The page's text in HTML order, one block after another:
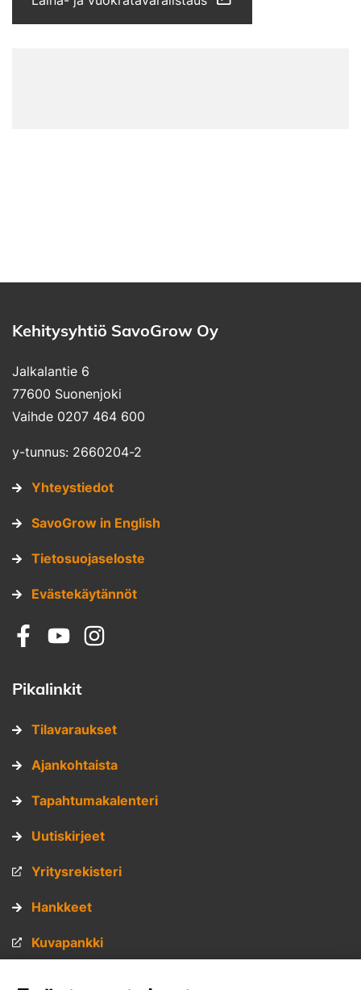
Kehitysyhtiö SavoGrow Oy
Jalkalantie 6
77600 Suonenjoki
Vaihde 0207 464 600
y-tunnus: 2660204-2
Yhteystiedot
SavoGrow in English
Tietosuojaseloste
Evästekäytännöt
Sosiaalinen media: facebook
Sosiaalinen media: youtube
Sosiaalinen media: instagram
Pikalinkit
Tilavaraukset
Ajankohtaista
Tapahtumakalenteri
Uutiskirjeet
Yritysrekisteri
Hankkeet
Kuvapankki